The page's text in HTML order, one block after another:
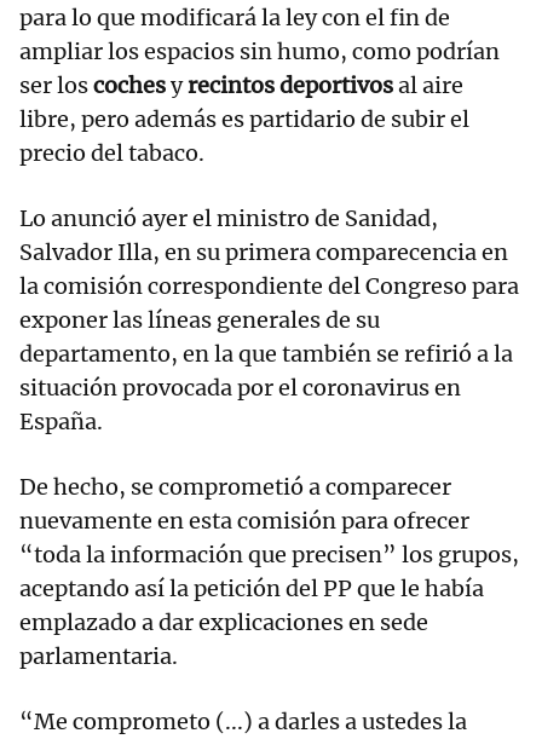
para lo que modificará la ley con el fin de
ampliar los espacios sin humo, como podrían
ser loscochesyrecintos deportivosal aire
libre, pero además es partidario de subir el
precio del tabaco.
Lo anunció ayer el ministro de Sanidad,
Salvador Illa, en su primera comparecencia en
la comisión correspondiente del Congreso para
exponer las líneas generales de su
departamento, en la que también se refirió a la
situación provocada por el coronavirus en
España.
De hecho, se comprometió a comparecer
nuevamente en esta comisión para ofrecer
“toda la información que precisen” los grupos,
aceptando así la petición del PP que le había
emplazado a dar explicaciones en sede
parlamentaria.
“Me comprometo (...) a darles a ustedes la